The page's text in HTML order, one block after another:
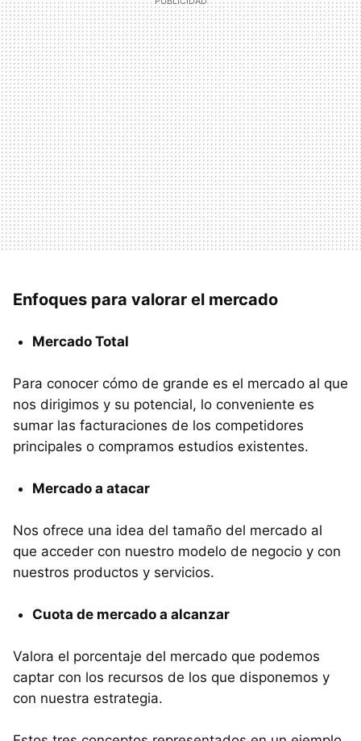
Enfoques para valorar el mercado
Mercado Total
Para conocer cómo de grande es el mercado al que
nos dirigimos y su potencial, lo conveniente es
sumar las facturaciones de los competidores
principales o compramos estudios existentes.
Mercado a atacar
Nos ofrece una idea del tamaño del mercado al
que acceder con nuestro modelo de negocio y con
nuestros productos y servicios.
Cuota de mercado a alcanzar
Valora el porcentaje del mercado que podemos
captar con los recursos de los que disponemos y
con nuestra estrategia.